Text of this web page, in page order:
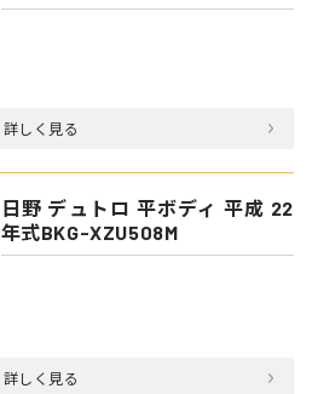
詳しく見る
日野 デュトロ 平ボディ 平成 22
年式BKG-XZU508M
詳しく見る